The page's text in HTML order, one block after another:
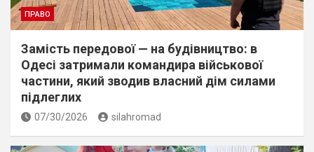
ПРАВО
Замість передової — на будівництво: в
Одесі затримали командира військової
частини, який зводив власний дім силами
підлеглих
07/30/2026 silahromad